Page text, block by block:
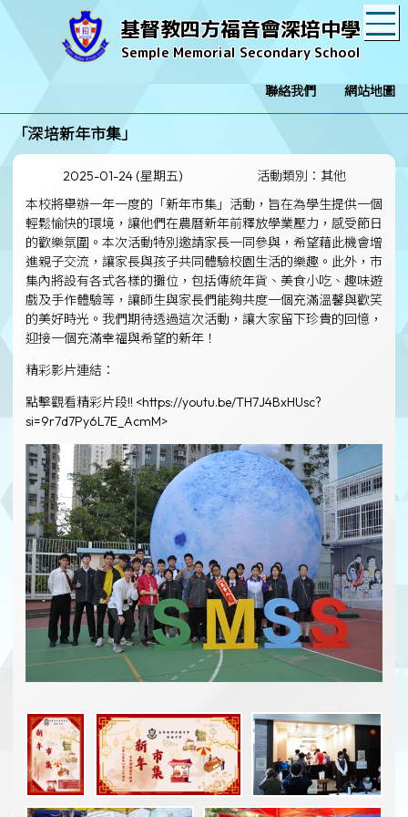
基督教四方福音會深培中學
Semple Memorial Secondary School
聯絡我們 網站地圖
「深培新年市集」
2025-01-24 (星期五)
活動類別：其他
本校將舉辦一年一度的「新年市集」活動，旨在為學生提供一個
輕鬆愉快的環境，讓他們在農曆新年前釋放學業壓力，感受節日
的歡樂氛圍。本次活動特別邀請家長一同參與，希望藉此機會增
進親子交流，讓家長與孩子共同體驗校園生活的樂趣。此外，市
集內將設有各式各樣的攤位，包括傳統年貨、美食小吃、趣味遊
戲及手作體驗等，讓師生與家長們能夠共度一個充滿溫馨與歡笑
的美好時光。我們期待透過這次活動，讓大家留下珍貴的回憶，
迎接一個充滿幸福與希望的新年！
精彩影片連結：
點擊觀看精彩片段!! <https://youtu.be/TH7J4BxHUsc?
si=9r7d7Py6L7E_AcmM>